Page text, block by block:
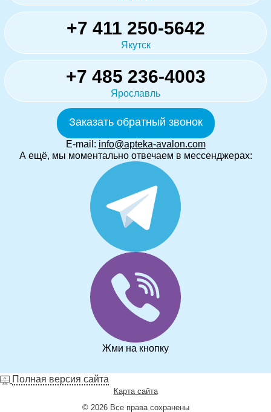
+7 411 250-5642
Якутск
+7 485 236-4003
Ярославль
Заказать обратный звонок
E-mail: info@apteka-avalon.com
А ещё, мы моментально отвечаем в мессенджерах:
Жми на кнопку
Полная версия сайта
Карта сайта
© 2026 Все права сохранены